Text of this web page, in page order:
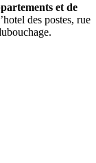
et de
des postes, rue